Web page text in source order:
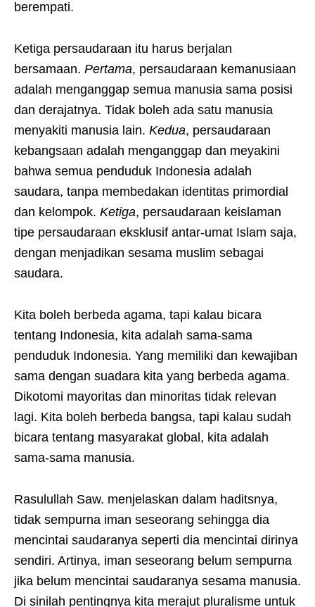
berempati.
Ketiga persaudaraan itu harus berjalan
bersamaan. Pertama, persaudaraan kemanusiaan
adalah menganggap semua manusia sama posisi
dan derajatnya. Tidak boleh ada satu manusia
menyakiti manusia lain. Kedua, persaudaraan
kebangsaan adalah menganggap dan meyakini
bahwa semua penduduk Indonesia adalah
saudara, tanpa membedakan identitas primordial
dan kelompok. Ketiga, persaudaraan keislaman
tipe persaudaraan eksklusif antar-umat Islam saja,
dengan menjadikan sesama muslim sebagai
saudara.
Kita boleh berbeda agama, tapi kalau bicara
tentang Indonesia, kita adalah sama-sama
penduduk Indonesia. Yang memiliki dan kewajiban
sama dengan suadara kita yang berbeda agama.
Dikotomi mayoritas dan minoritas tidak relevan
lagi. Kita boleh berbeda bangsa, tapi kalau sudah
bicara tentang masyarakat global, kita adalah
sama-sama manusia.
Rasulullah Saw. menjelaskan dalam haditsnya,
tidak sempurna iman seseorang sehingga dia
mencintai saudaranya seperti dia mencintai dirinya
sendiri. Artinya, iman seseorang belum sempurna
jika belum mencintai saudaranya sesama manusia.
Di sinilah pentingnya kita merajut pluralisme untuk